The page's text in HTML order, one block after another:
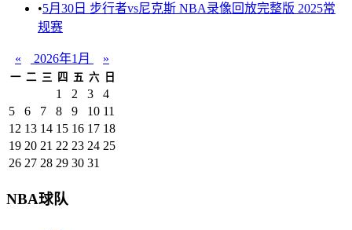
•5月30日 步行者vs尼克斯 NBA录像回放完整版 2025常
规赛
« 2026年1月 »
一 二 三 四 五 六 日
1 2 3
4
5
6 7 8 9 10 11
12 13 14 15 16 17 18
19 20 21 22 23 24 25
26 27 28 29 30 31
NBA球队